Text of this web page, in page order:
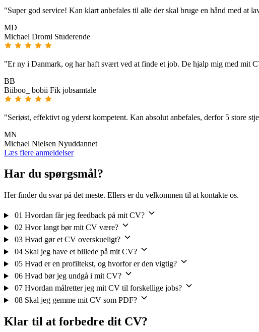
"Super god service! Kan klart anbefales til alle der skal bruge en hånd med at
MD
Michael Dromi Studerende
"Er ny i Danmark, og har haft svært ved at finde et job. De hjalp mig med mit
BB
Biiboo_ bobii Fik jobsamtale
"Seriøst, effektivt og yderst kompetent. Kan absolut anbefales, derfor 5 store
MN
Michael Nielsen Nyuddannet
Læs flere anmeldelser
Har du spørgsmål?
Her finder du svar på det meste. Ellers er du velkommen til at kontakte os.
01 Hvordan får jeg feedback på mit CV?
02 Hvor langt bør mit CV være?
03 Hvad gør et CV overskueligt?
04 Skal jeg have et billede på mit CV?
05 Hvad er en profiltekst, og hvorfor er den vigtig?
06 Hvad bør jeg undgå i mit CV?
07 Hvordan målretter jeg mit CV til forskellige jobs?
08 Skal jeg gemme mit CV som PDF?
Klar til at forbedre dit CV?